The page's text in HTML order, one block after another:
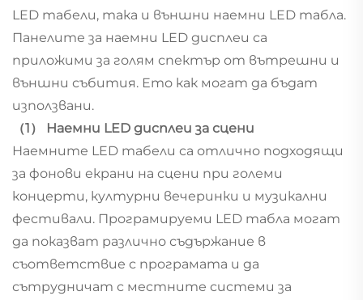
LED табели, така и външни наемни LED табла.
Панелите за наемни LED дисплеи са
приложими за голям спектър от вътрешни и
външни събития. Ето как могат да бъдат
използвани.
（1） Наемни LED дисплеи за сцени
Наемните LED табели са отлично подходящи
за фонови екрани на сцени при големи
концерти, културни вечеринки и музикални
фестивали. Програмируеми LED табла могат
да показват различно съдържание в
съответствие с програмата и да
сътрудничат с местните системи за